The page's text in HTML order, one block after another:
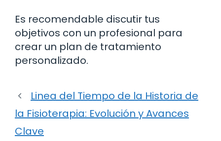
Es recomendable discutir tus
objetivos con un profesional para
crear un plan de tratamiento
personalizado.
Linea del Tiempo de la Historia de
la Fisioterapia: Evolución y Avances
Clave